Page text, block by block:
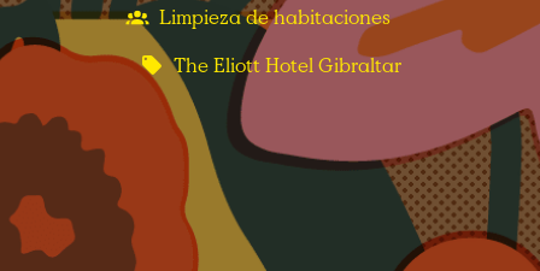
Limpieza de habitaciones
The Eliott Hotel Gibraltar